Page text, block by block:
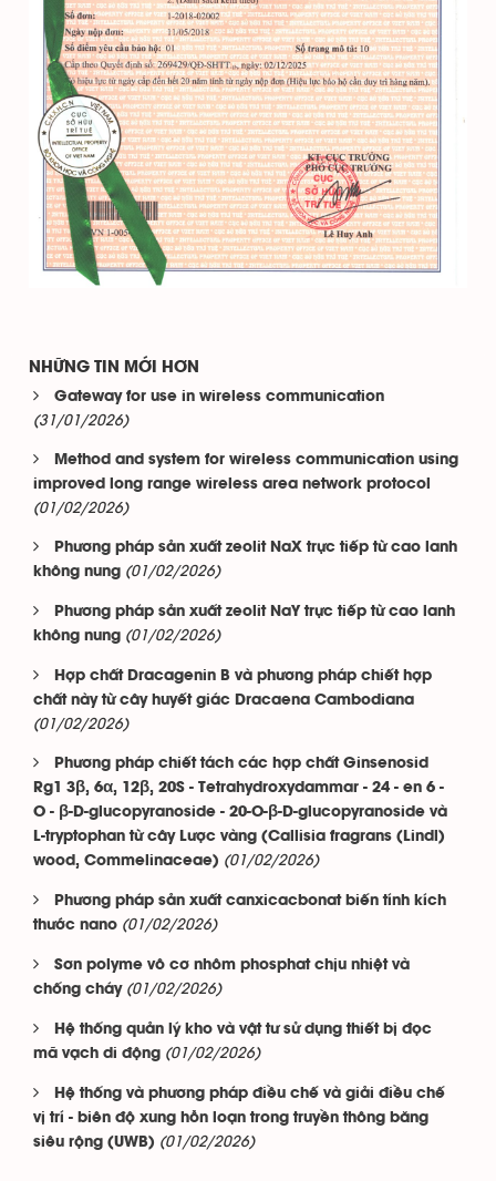
NHỮNG TIN MỚI HƠN
Gateway for use in wireless communication
(31/01/2026)
Method and system for wireless communication using
improved long range wireless area network protocol
(01/02/2026)
Phương pháp sản xuất zeolit NaX trực tiếp từ cao lanh
không nung (01/02/2026)
Phương pháp sản xuất zeolit NaY trực tiếp từ cao lanh
không nung (01/02/2026)
Hợp chất Dracagenin B và phương pháp chiết hợp
chất này từ cây huyết giác Dracaena Cambodiana
(01/02/2026)
Phương pháp chiết tách các hợp chất Ginsenosid
Rg1 3β, 6α, 12β, 20S - Tetrahydroxydammar - 24 - en 6 -
O - β-D-glucopyranoside - 20-O-β-D-glucopyranoside và
L-tryptophan từ cây Lược vàng (Callisia fragrans (Lindl)
wood, Commelinaceae) (01/02/2026)
Phương pháp sản xuất canxicacbonat biến tính kích
thước nano (01/02/2026)
Sơn polyme vô cơ nhôm phosphat chịu nhiệt và
chống cháy (01/02/2026)
Hệ thống quản lý kho và vật tư sử dụng thiết bị đọc
mã vạch di động (01/02/2026)
Hệ thống và phương pháp điều chế và giải điều chế
vị trí - biên độ xung hỗn loạn trong truyền thông băng
siêu rộng (UWB) (01/02/2026)